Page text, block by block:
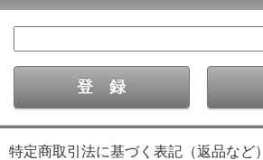
特定商取引法に基づく表記（返品など）